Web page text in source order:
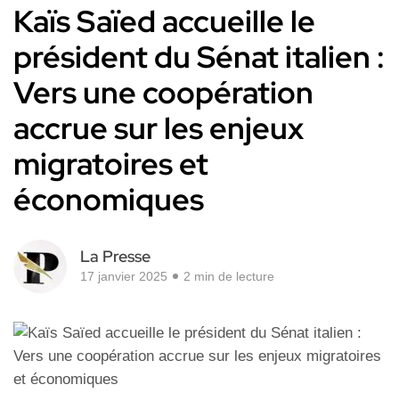
Kaïs Saïed accueille le
président du Sénat italien :
Vers une coopération
accrue sur les enjeux
migratoires et
économiques
La Presse
17 janvier 2025 2 min de lecture